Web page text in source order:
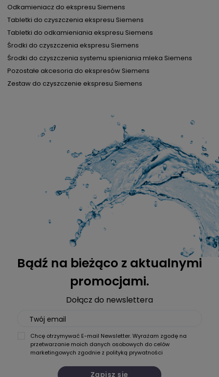
Odkamieniacz do ekspresu Siemens
Tabletki do czyszczenia ekspresu Siemens
Tabletki do odkamieniania ekspresu Siemens
Środki do czyszczenia ekspresu Siemens
Środki do czyszczenia systemu spieniania mleka Siemens
Pozostałe akcesoria do ekspresów Siemens
Zestaw do czyszczenie ekspresu Siemens
Bądź na bieżąco z aktualnymi
promocjami.
Dołącz do newslettera
Twój email
Chcę otrzymywać E-mail Newsletter. Wyrażam zgodę na
przetwarzanie moich danych osobowych do celów
marketingowych zgodnie z polityką prywatności
Zapisz się